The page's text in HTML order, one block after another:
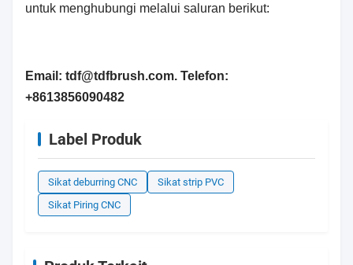
untuk menghubungi melalui saluran berikut:
Email: tdf@tdfbrush.com. Telefon:
+8613856090482
Label Produk
Sikat deburring CNC
Sikat strip PVC
Sikat Piring CNC